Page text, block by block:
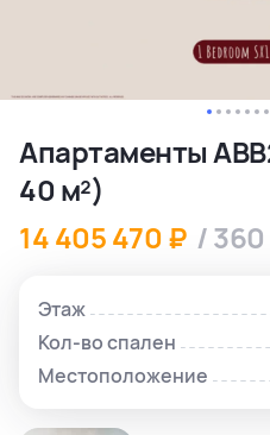
Апартаменты
40 м²)
14 405 470 ₽ / 360
Этаж
Кол-во спален
Местоположение